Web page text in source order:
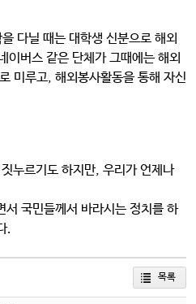
다닐 때는 대학생 신분으로 해외
이버스 같은 단체가 그때에는 해외
미루고, 해외봉사활동을 통해 자신
누르기도 하지만, 우리가 언제나
국민들께서 바라시는 정치를 하
.
목록